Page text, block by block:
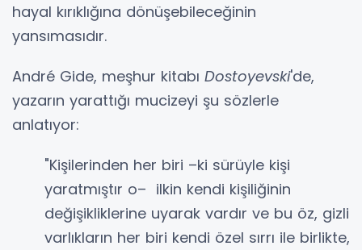
hayal kırıklığına dönüşebileceğinin
yansımasıdır.
André Gide, meşhur kitabı Dostoyevski'de,
yazarın yarattığı mucizeyi şu sözlerle
anlatıyor:
"Kişilerinden her biri –ki sürüyle kişi
yaratmıştır o– ilkin kendi kişiliğinin
değişikliklerine uyarak vardır ve bu öz, gizli
varlıkların her biri kendi özel sırrı ile birlikte,